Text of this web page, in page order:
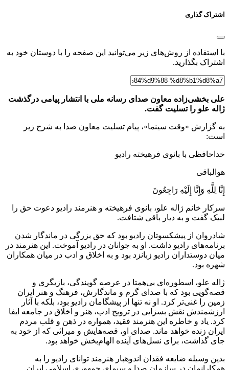
اشتراک گذاری
با استفاده از روش‌های زیر می‌توانید این صفحه را با دوستان خود به
اشتراک بگذارید.
علی بخشی‌زاده معاون صدای رسانه ملی با انتشار پیامی درگذشت
ژاله علو را تسلیت گفت.
به گزارش «وقت سینما»، پیام تسلیت معاون صدا به شرح زیر
است:
خداحافظی با بانوی فرهیخته رادیو
هوالباقی
إِنَّا لِلَّهِ وَإِنَّا إِلَیْهِ رَاجِعُونَ
سرکار خانم ژاله علو، بانوی فرهیخته و هنرمند رادیو دعوت حق را
لبیک گفت و به دیار باقی شتافت.
شادروان از پیشکسوتان رادیو بود که حق بزرگی در ماندگار شدن
برنامه‌های رادیو داشت. او به جوانان در رادیو آموخت. این هنرمند در
میان دوستداران رادیو زبانزد بود و به اخلاق و ادب در میان همکاران
شهره بود.
ژاله علو، اسطوره‌ای بی‌همتا در عرصه گویندگی، بازیگری و
قصه‌گویی بود که با صدای گرم و ماندگارش، فرهنگ و هنر ایران
زمین را غنی‌تر کرد. او نه‌ تنها از پیشگامان رادیو بود، بلکه با آثار
ارزشمندش نقش بسزایی در ترویج ادب، هنر و اخلاق در جامعه ایفا
کرد. یاد و خاطره این هنرمند فقید، همواره در ذهن و قلب مردم
ایران زنده خواهد ماند. صدای او، قصه‌هایش و میراثی که از خود به
جای گذاشت، برای نسل‌های آینده الهام‌بخش خواهد بود.
بدین وسیله ضایعه فقدان اندوهبار هنرمند توانای رادیو را به